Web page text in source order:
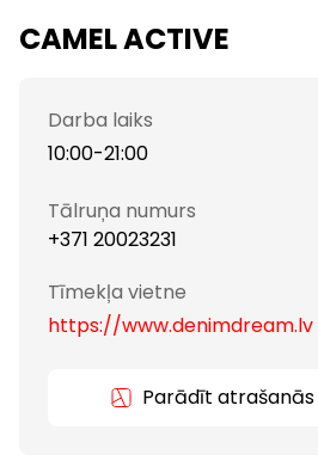
CAMEL ACTIVE
Darba laiks
10:00-21:00
Tālruņa numurs
+371 20023231
Tīmekļa vietne
https://www.denimdream.lv
Parādīt